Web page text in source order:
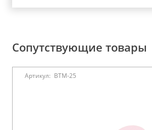
Сопутствующие товары
Артикул: BTM-25